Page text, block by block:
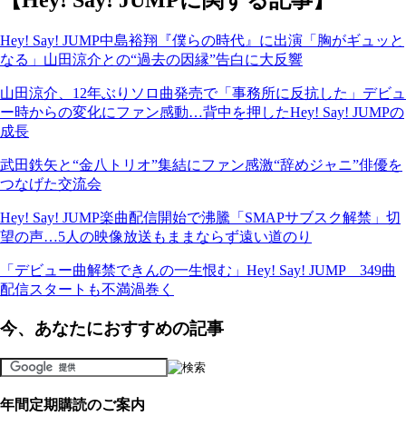
Hey! Say! JUMP中島裕翔『僕らの時代』に出演「胸がギュッと
なる」山田涼介との“過去の因縁”告白に大反響
山田涼介、12年ぶりソロ曲発売で「事務所に反抗した」デビュ
ー時からの変化にファン感動…背中を押したHey! Say! JUMPの
成長
武田鉄矢と“金八トリオ”集結にファン感激“辞めジャニ”俳優を
つなげた交流会
Hey! Say! JUMP楽曲配信開始で沸騰「SMAPサブスク解禁」切
望の声…5人の映像放送もままならず遠い道のり
「デビュー曲解禁できんの一生恨む」Hey! Say! JUMP 349曲
配信スタートも不満渦巻く
今、あなたにおすすめの記事
年間定期購読のご案内